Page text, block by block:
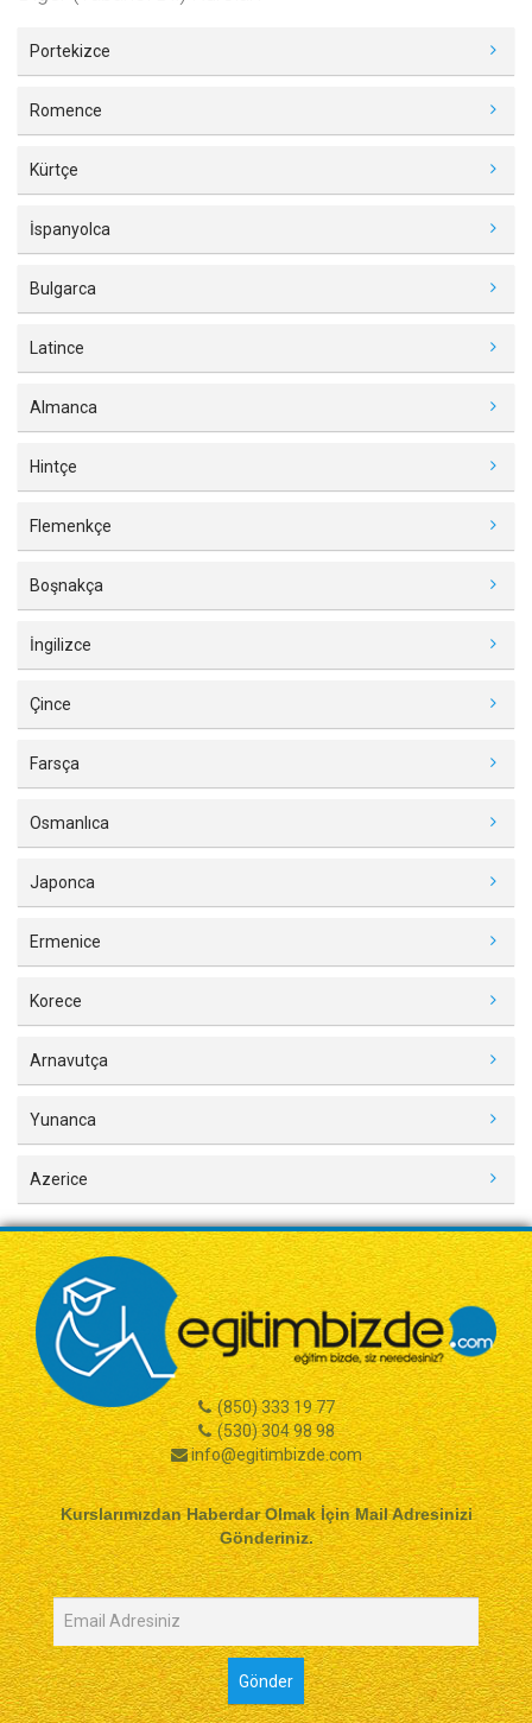
Portekizce
Romence
Kürtçe
İspanyolca
Bulgarca
Latince
Almanca
Hintçe
Flemenkçe
Boşnakça
İngilizce
Çince
Farsça
Osmanlıca
Japonca
Ermenice
Korece
Arnavutça
Yunanca
Azerice
(850) 333 19 77
(530) 304 98 98
info@egitimbizde.com
Kurslarımızdan Haberdar Olmak İçin Mail Adresinizi
Gönderiniz.